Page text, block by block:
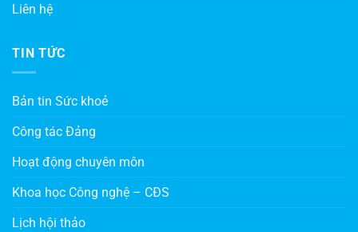
Liên hệ
TIN TỨC
Bản tin Sức khoẻ
Công tác Đảng
Hoạt động chuyên môn
Khoa học Công nghệ – CĐS
Lịch hội thảo